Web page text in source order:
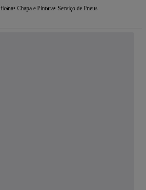
Chapa e Pintura Serviço de Pneus